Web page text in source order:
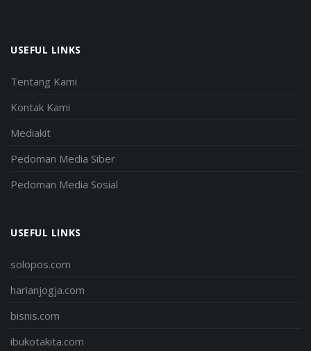
USEFUL LINKS
Tentang Kami
Kontak Kami
Mediakit
Pedoman Media Siber
Pedoman Media Sosial
USEFUL LINKS
solopos.com
harianjogja.com
bisnis.com
ibukotakita.com